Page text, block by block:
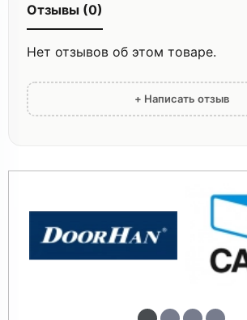
Отзывы (0)
Нет отзывов об этом товаре.
+ Написать отзыв